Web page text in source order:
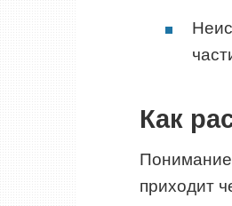
Как
Понимание
приходит